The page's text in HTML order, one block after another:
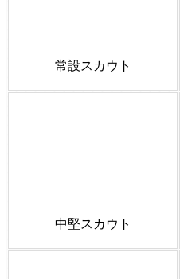
常設スカウト
中堅スカウト